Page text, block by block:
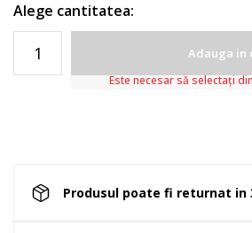
Alege cantitatea:
Adauga in
Este necesar să selectați
Produsul poate fi returnat in